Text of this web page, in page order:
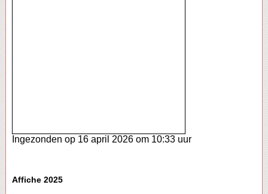
Ingezonden op 16 april 2026 om 10:33 uur
Affiche 2025